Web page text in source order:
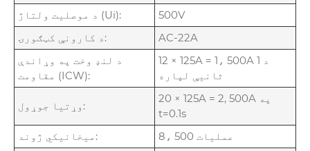
د موصلیت ولتاژ (Ui):
500V
د کارونې کټګورۍ:
AC-22A
د لنډ وخت په وړاندې
مقاومت (ICW):
12 × 125A = 1، 500A د 1
ثانیې لپاره
وړتیا جوړول:
20 × 125A = 2, 500A په
t=0.1s
میخانیکي ژوند:
8، 500 عملیات